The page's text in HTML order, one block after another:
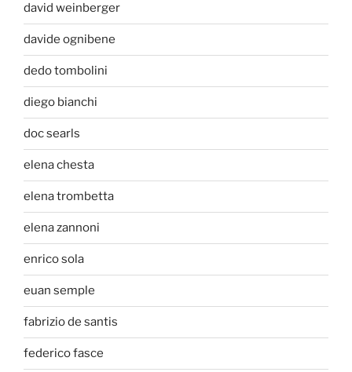
david weinberger
davide ognibene
dedo tombolini
diego bianchi
doc searls
elena chesta
elena trombetta
elena zannoni
enrico sola
euan semple
fabrizio de santis
federico fasce